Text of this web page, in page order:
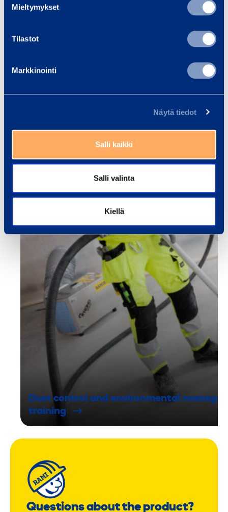
Mieltymykset
Tilastot
Markkinointi
Näytä tiedot
Salli kaikki
Salli valinta
Kiellä
Dust control and environmental
training
Questions about the product?